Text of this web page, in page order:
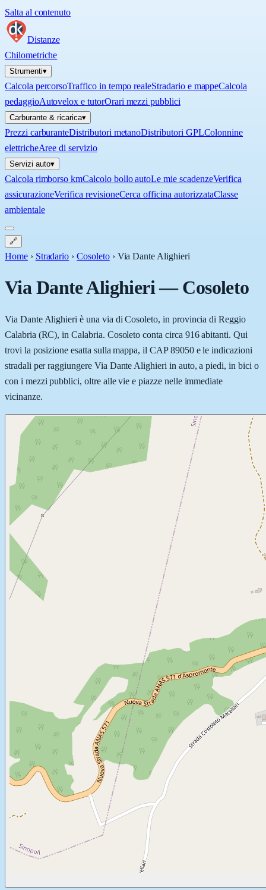
Salta al contenuto
Distanze
Chilometriche
Strumenti▾
Calcola percorsoTraffico in tempo realeStradario e mappeCalcola
pedaggioAutovelox e tutorOrari mezzi pubblici
Carburante & ricarica▾
Prezzi carburanteDistributori metanoDistributori GPLColonnine
elettricheAree di servizio
Servizi auto▾
Calcola rimborso kmCalcolo bollo autoLe mie scadenzeVerifica
assicurazioneVerifica revisioneCerca officina autorizzataClasse
ambientale
🔗
Home › Stradario › Cosoleto › Via Dante Alighieri
Via Dante Alighieri—Cosoleto
Via Dante Alighieri è una via di Cosoleto, in provincia di Reggio
Calabria (RC), in Calabria. Cosoleto conta circa 916 abitanti. Qui
trovi la posizione esatta sulla mappa, il CAP 89050 e le indicazioni
stradali per raggiungere Via Dante Alighieri in auto, a piedi, in bici o
con i mezzi pubblici, oltre alle vie e piazze nelle immediate
vicinanze.